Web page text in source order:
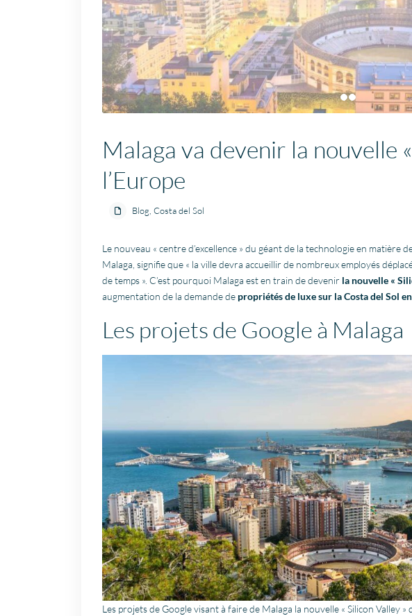
Malaga va devenir la nouvelle
l’Europe
Blog Costa del Sol
Le nouveau « centre d’excellence » du géant de la technologie en
Malaga, signifie que « la ville devra accueillir de nombreux employés
de temps ». C’est pourquoi Malaga est en train de devenir la nouvelle «
augmentation de la demande de propriétés de luxe sur la Costa del Sol
Les projets de Google à Malaga
Les projets de Google visant à faire de Malaga la nouvelle « Silicon Valley